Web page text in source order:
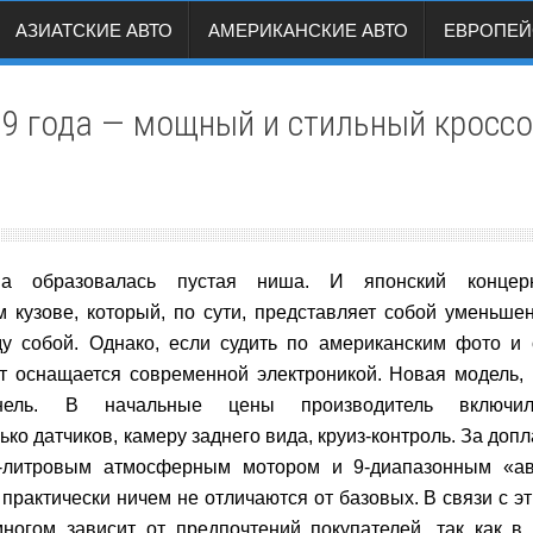
АЗИАТСКИЕ АВТО АМЕРИКАНСКИЕ АВТО
года — мощный и стильный
образовалась пустая ниша. И японский
который, по сути, представляет собой
собой. Однако, если судить по американским фото
оснащается современной электроникой. Новая
В начальные цены производитель
датчиков, камеру заднего вида, круиз-контроль. За
литровым атмосферным мотором и 9-диапазонным
ничем не отличаются от базовых. В связи с
зависит от предпочтений покупателей, так как